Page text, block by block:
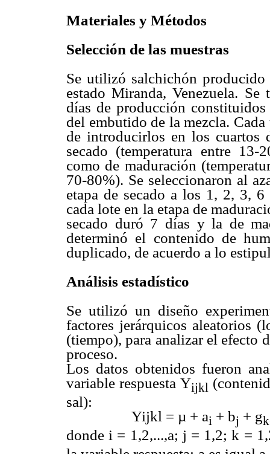
Materiales y Métodos
Selección de las muestras
Se utilizó salchichón
estado Miranda, Venezuela.
días de producción
del embutido de la mezcla.
de introducirlos en los cuartos
secado (temperatura entre
como de maduración
70-80%). Se seleccionaron al
etapa de secado a los 1, 2, 3,
cada lote en la etapa de
secado duró 7 días y la de
determinó el contenido de
duplicado, de acuerdo a lo
Análisis estadístico
Se utilizó un diseño
factores jerárquicos aleatorios
(tiempo), para analizar el efecto
proceso.
Los datos obtenidos fueron
variable respuesta Yijkl
sal):
Yijkl = µ + ai + bj + g
donde i = 1,2,...,a; j = 1,2; k =